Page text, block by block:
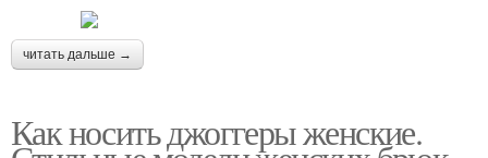
читать дальше →
Как носить джоггеры женские.